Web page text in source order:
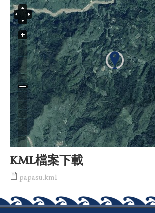
KML檔案下載
papasu.kml